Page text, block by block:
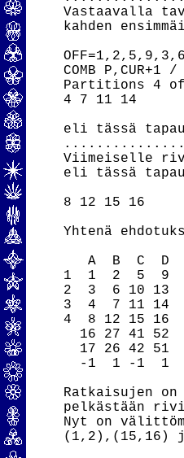
Vastaavalla
kahden
COMB P,CUR+1
Partitions 4
4 7 11 14
eli tässä
Viimeiselle
eli tässä
8 12 15 16
Yhtenä
   A  B  C  D
1  1  2  5  9
2  3  6 10 13
3  4  7 11 14
4  8 12 15 16
16 27 41 52
17 26 42 51
-1  1 -1  1
Ratkaisujen on
pelkästään
Nyt on
(1,2),(15,16)